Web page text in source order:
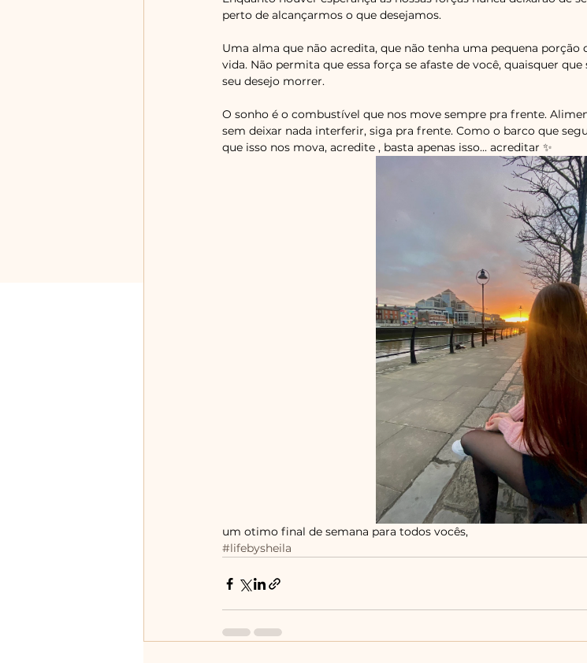
perto de alcançarmos o que desejamos.
Uma alma que não acredita, que não tenha uma pequena
vida. Não permita que essa força se afaste de você, quaisquer
seu desejo morrer.
O sonho é o combustível que nos move sempre pra frente.
sem deixar nada interferir, siga pra frente. Como o barco que
que isso nos mova, acredite , basta apenas isso... acreditar ✨
um otimo final de semana para todos vocês,
#lifebysheila